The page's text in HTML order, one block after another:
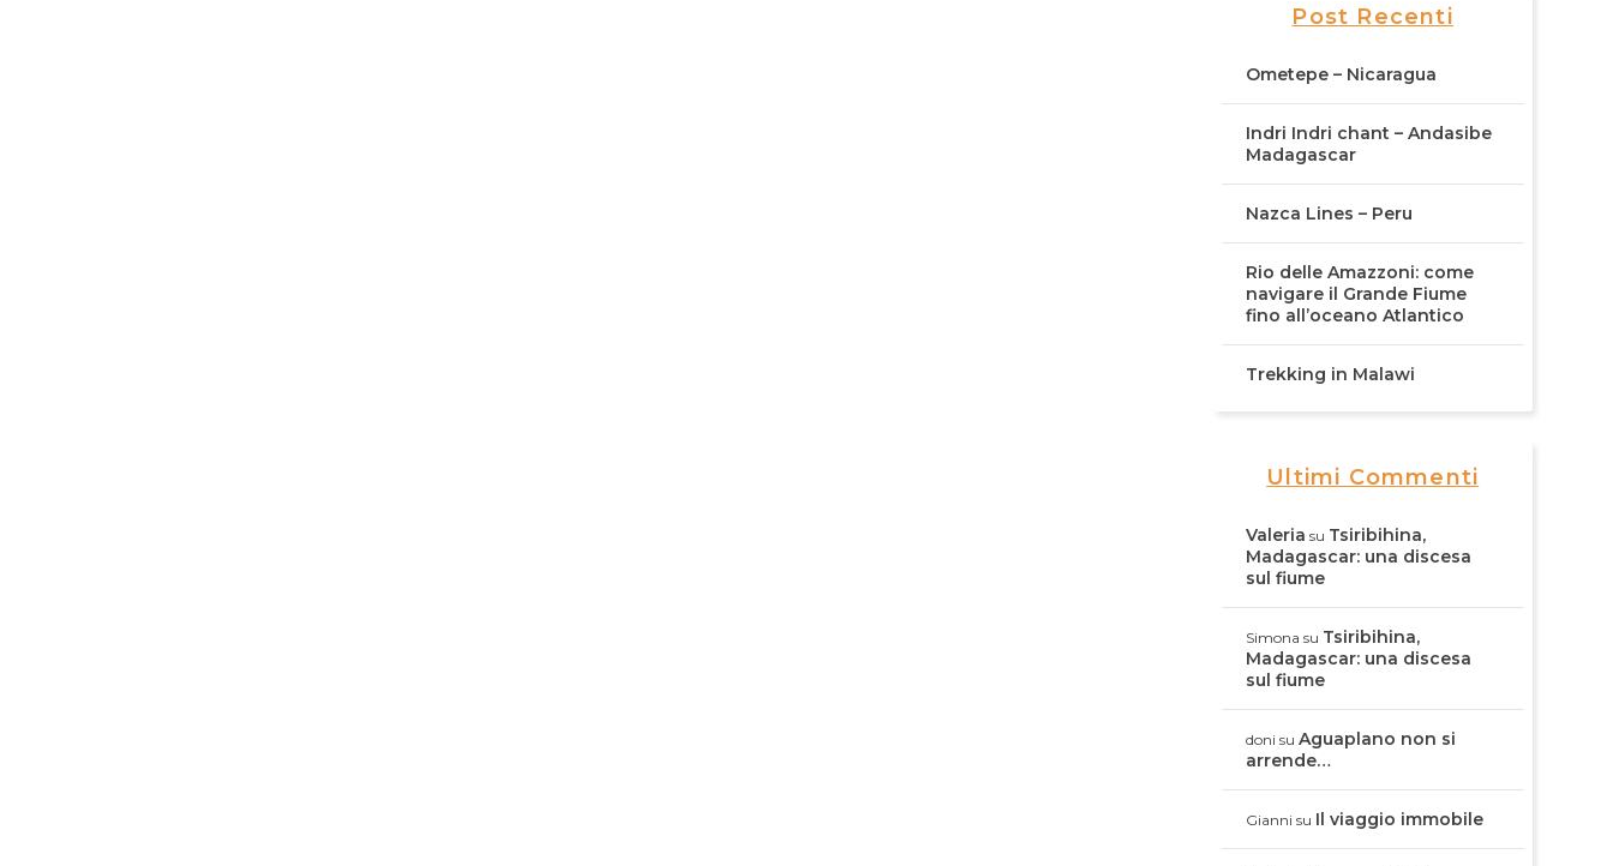
Post Recenti
Ometepe – Nicaragua
Indri Indri chant – Andasibe
Madagascar
Nazca Lines – Peru
Rio delle Amazzoni: come
navigare il Grande Fiume
fino all’oceano Atlantico
Trekking in Malawi
Ultimi Commenti
Valeria su Tsiribihina,
Madagascar: una discesa
sul fiume
Simona su Tsiribihina,
Madagascar: una discesa
sul fiume
doni su Aguaplano non si
arrende…
Gianni su Il viaggio immobile